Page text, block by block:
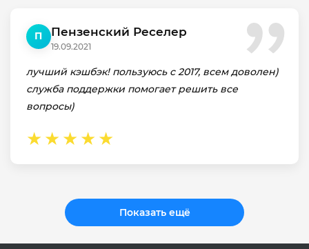
П Пензенский Реселер
19.09.2021
лучший кэшбэк! пользуюсь с 2017, всем доволен)
служба поддержки помогает решить все
вопросы)
Показать ещё